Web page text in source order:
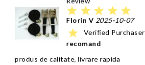
star star star star star
Florin V 2025-10-07
star
Verified Purchaser
recomand
produs de calitate, livrare rapida